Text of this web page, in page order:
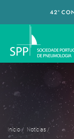
42º
Início/ Notícias /